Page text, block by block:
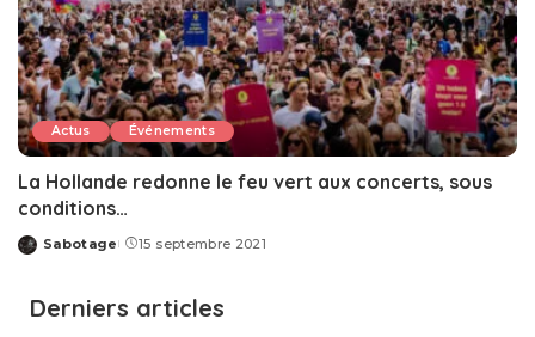
Actus Événements
La Hollande redonne le feu vert aux concerts, sous
conditions…
Posted
Sabotage 15 septembre 2021
Derniers articles